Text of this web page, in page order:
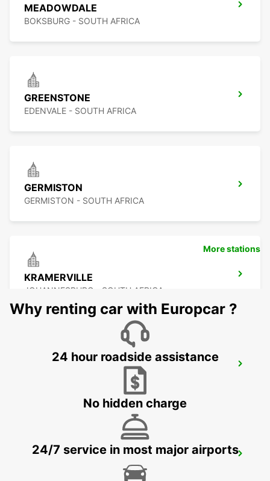
MEADOWDALE
BOKSBURG - SOUTH AFRICA
GREENSTONE
EDENVALE - SOUTH AFRICA
GERMISTON
GERMISTON - SOUTH AFRICA
KRAMERVILLE
JOHANNESBURG - SOUTH AFRICA
JOHANNESBURG - SOUTH AFRICA
MIDRAND
MIDRAND - SOUTH AFRICA
More stations
Why renting car with Europcar ?
24 hour roadside assistance
No hidden charge
24/7 service in most major airports